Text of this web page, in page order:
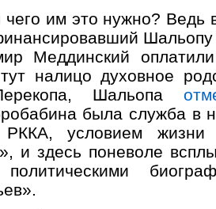
им это нужно? Ведь
Шальопу
Меддинский
налицо духовное
Шальопа
была служба в
РККА, условием
и здесь поневоле